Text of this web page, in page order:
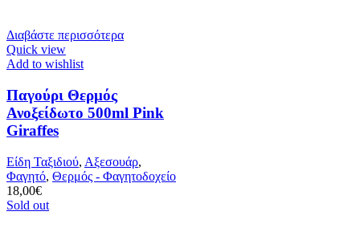
Διαβάστε περισσότερα
Quick view
Add to wishlist
Παγούρι Θερμός
Ανοξείδωτο 500ml Pink
Giraffes
Είδη Ταξιδιού, Αξεσουάρ,
Φαγητό, Θερμός - Φαγητοδοχείο
18,00€
Sold out